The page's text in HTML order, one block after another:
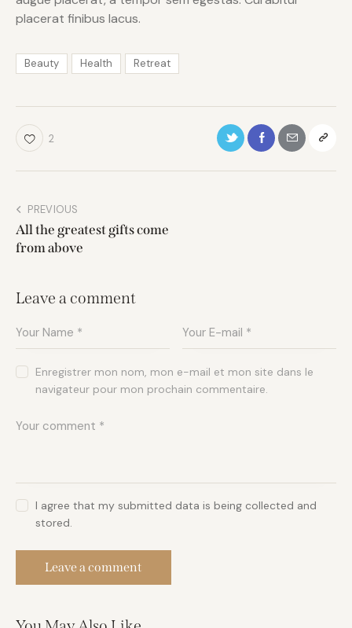
placerat finibus lacus.
Beauty Health Retreat
2
PREVIOUS
All the greatest gifts come
from above
Leave a comment
Enregistrer mon nom, mon e-mail et mon site dans le
navigateur pour mon prochain commentaire.
I agree that my submitted data is being collected and
stored.